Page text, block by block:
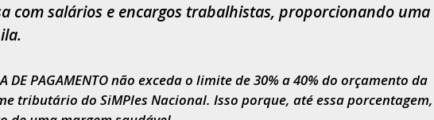
com salários e encargos trabalhistas, proporcionando uma
PAGAMENTO não exceda o limite de 30% a 40% do orçamento da
tributário do SiMPles Nacional. Isso porque, até essa porcentagem,